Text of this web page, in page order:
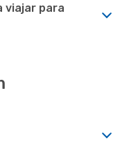
viajar para